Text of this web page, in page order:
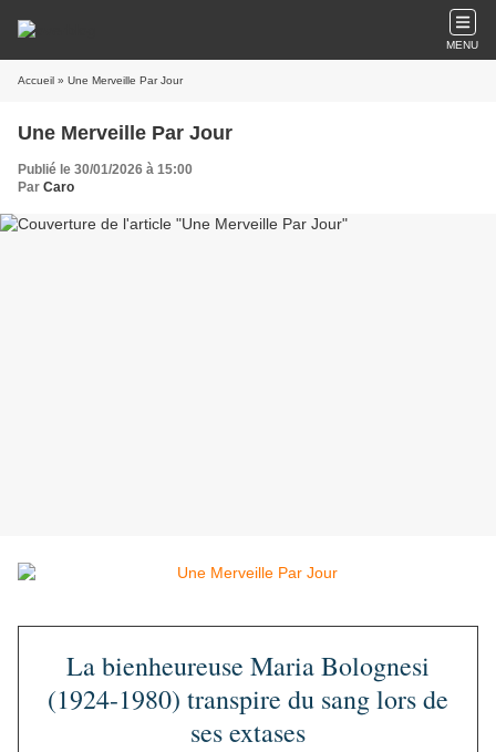
MENU
Accueil » Une Merveille Par Jour
Une Merveille Par Jour
Publié le 30/01/2026 à 15:00
Par Caro
La bienheureuse Maria Bolognesi
(1924-1980) transpire du sang lors de
ses extases